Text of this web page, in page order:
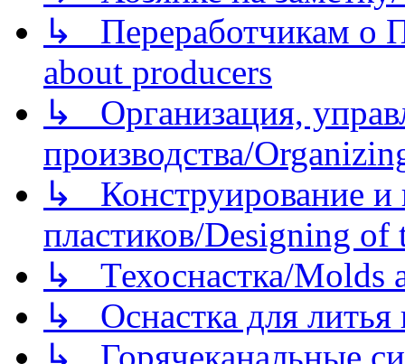
↳ Переработчикам о
about producers
↳ Организация,
производства/
↳ Конструирование и
пластиков/Designing of
↳ Техоснастка/Molds
↳ Оснастка для литья